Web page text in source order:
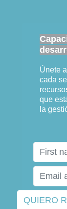
Únete
cada
que
la